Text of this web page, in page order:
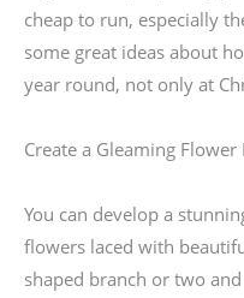
cheap to run, especially
some great ideas about
year round, not only at
Create a Gleaming Flower
You can develop a
flowers laced with
shaped branch or two